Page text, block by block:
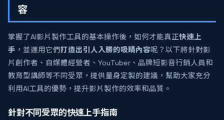
容
掌握了AI影片製作工具的基本操作後，如何才能真正快速上
手 ，並運用它們打造出引人入勝的吸睛內容呢？以下將針對影
片創作者、自媒體經營者、YouTuber、品牌短影音行銷人員和
教育型講師等不同受眾，提供量身定製的建議，幫助大家充分
利用AI工具的優勢，提升影片製作的效率和品質。
針對不同受眾的快速上手指南